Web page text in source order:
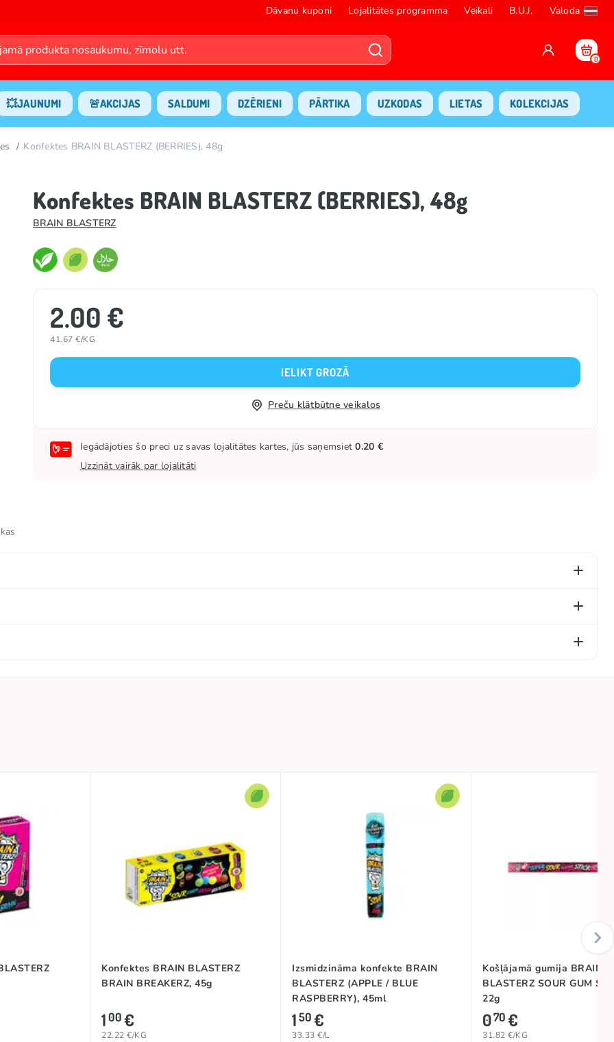
Dāvanu kuponi Lojalitātes programma Veikali B.U.J. Valoda
0
💥JAUNUMI 🚨AKCIJAS SALDUMI DZĒRIENI PĀRTIKA UZKODAS LIETAS KOLEKCIJAS
Konfektes BRAIN BLASTERZ (BERRIES), 48g
Konfektes BRAIN BLASTERZ (BERRIES), 48g
BRAIN BLASTERZ
2.00 €
41.67 €/KG
IELIKT GROZĀ
Preču klātbūtne veikalos
Iegādājoties šo preci uz savas lojalitātes kartes, jūs saņemsiet0.20 €
Uzzināt vairāk par lojalitāti
(E414), aromatizētājs.
Ķīna
Konfektes BRAIN BLASTERZ
BRAIN BREAKERZ, 45g
100€
22.22 €/KG
Izsmidzināma konfekte BRAIN
BLASTERZ (APPLE / BLUE
RASPBERRY), 45ml
150€
33.33 €/L
Košļājamā gumija BRAIN
BLASTERZ SOUR GUM
22g
070€
31.82 €/KG